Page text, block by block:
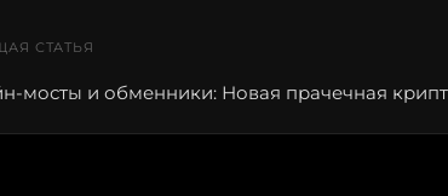
СТАТЬЯ
мосты и обменники: Новая прачечная